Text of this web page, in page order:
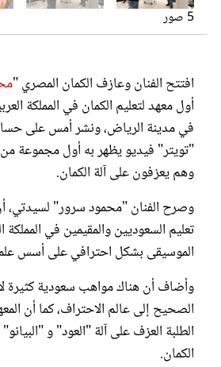
5 صور
افتتح الفنان وعازف الكمان المصري "
أول معهد لتعليم الكمان في المملكة
في مدينة الرياض، ونشر أمس على
"تويتر" فيديو يظهر به أول مجموعة
وهم يعزفون على آلة الكمان.
وصرح الفنان "محمود سرور" لسيدتي،
تعليم السعوديين والمقيمين في المملكة
الموسيقى بشكل احترافي على أسس
وأضاف أن هناك مواهب سعودية كثيرة
الصحيح إلى عالم الاحتراف، كما أن
الطلبة العزف على آلة "العود" و
الكمان.
مجلة سيدتي
غلاف رفمي